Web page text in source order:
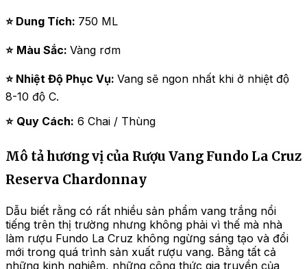
⭐ Dung Tích: 750 ML
⭐ Màu Sắc: Vàng rơm
⭐ Nhiệt Độ Phục Vụ: Vang sẽ ngon nhất khi ở nhiệt độ
8-10 độ C.
⭐ Quy Cách: 6 Chai / Thùng
Mô tả hương vị của Rượu Vang Fundo La Cruz
Reserva Chardonnay
Dẫu biết rằng có rất nhiều sản phẩm vang trắng nổi
tiếng trên thị trường nhưng không phải vì thế mà nhà
làm rượu Fundo La Cruz không ngừng sáng tạo và đổi
mới trong quá trình sản xuất rượu vang. Bằng tất cả
những kinh nghiệm, những công thức gia truyền của